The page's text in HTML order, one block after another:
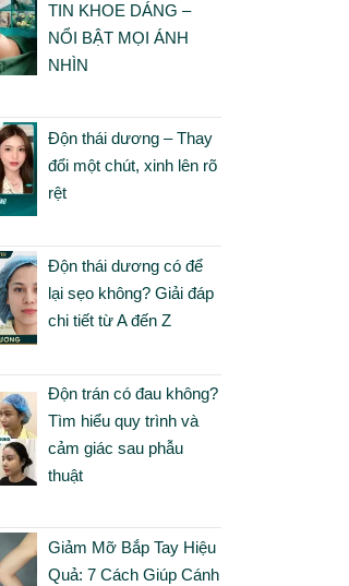
TIN KHOE DÁNG –
NỔI BẬT MỌI ÁNH
NHÌN
Độn thái dương – Thay
đổi một chút, xinh lên rõ
rệt
Độn thái dương có để
lại sẹo không? Giải đáp
chi tiết từ A đến Z
Độn trán có đau không?
Tìm hiểu quy trình và
cảm giác sau phẫu
thuật
Giảm Mỡ Bắp Tay Hiệu
Quả: 7 Cách Giúp Cánh